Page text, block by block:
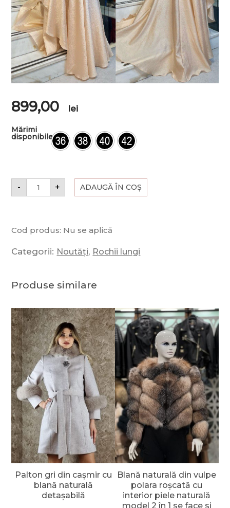
899,00 lei
Mărimi
disponibile
- + ADAUGĂ ÎN COȘ
Cod produs: Nu se aplică
Categorii: Noutăți, Rochii lungi
Produse similare
Palton gri din cașmir cu
blană naturală
detașabilă
Blană naturală din vulpe
polara roșcată cu
interior piele naturală
model 2 în 1 se face si